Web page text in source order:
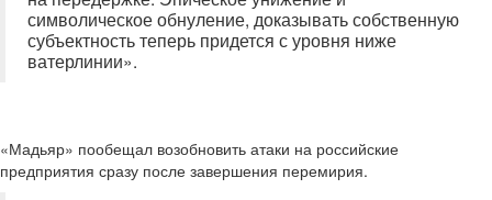
символическое обнуление, доказывать собственную
субъектность теперь придется с уровня ниже
ватерлинии».
«Мадьяр» пообещал возобновить атаки на российские
предприятия сразу после завершения перемирия.